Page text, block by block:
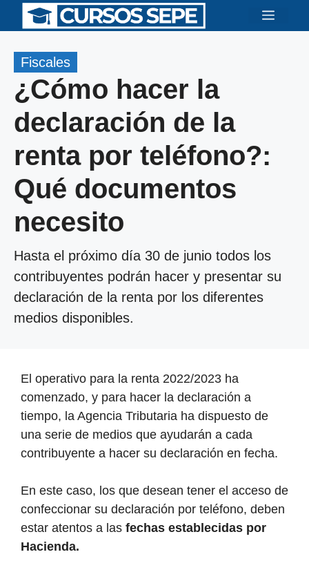
Saltar
Menú
Fiscales
¿Cómo hacer la
declaración de la
renta por teléfono?:
Qué documentos
necesito
Hasta el próximo día 30 de junio todos los
contribuyentes podrán hacer y presentar su
declaración de la renta por los diferentes
medios disponibles.
El operativo para la renta 2022/2023 ha
comenzado, y para hacer la declaración a
tiempo, la Agencia Tributaria ha dispuesto de
una serie de medios que ayudarán a cada
contribuyente a hacer su declaración en fecha.
En este caso, los que desean tener el acceso de
confeccionar su declaración por teléfono, deben
estar atentos a las fechas establecidas por
Hacienda.